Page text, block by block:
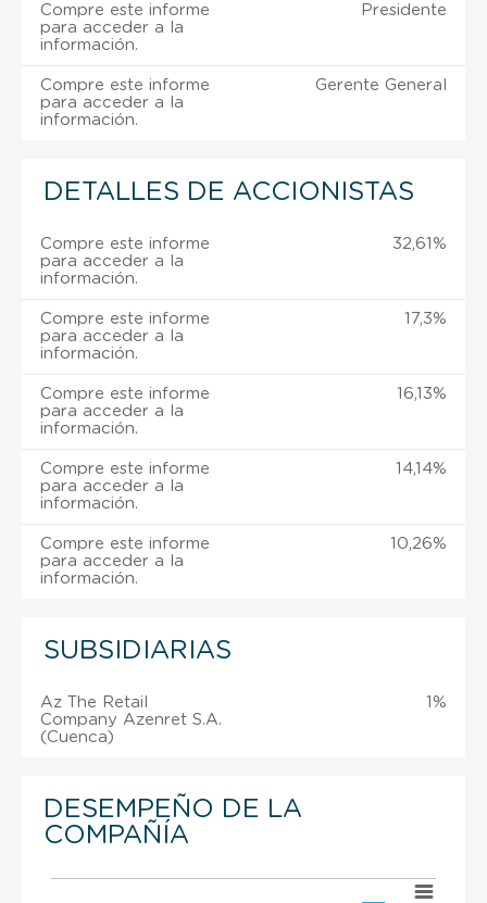
Compre este informe
para acceder a la
información.
Presidente
Compre este informe
para acceder a la
información.
Gerente General
DETALLES DE ACCIONISTAS
Compre este informe
para acceder a la
información.
32,61%
Compre este informe
para acceder a la
información.
17,3%
Compre este informe
para acceder a la
información.
16,13%
Compre este informe
para acceder a la
información.
14,14%
Compre este informe
para acceder a la
información.
10,26%
SUBSIDIARIAS
Az The Retail
Company Azenret S.A.
(Cuenca)
1%
DESEMPEÑO DE LA
COMPAÑÍA